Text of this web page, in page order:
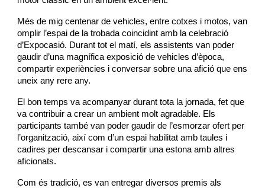
Més de mig centenar de vehicles, entre cotxes i motos, van
omplir l’espai de la trobada coincidint amb la celebració
d’Expocasió. Durant tot el matí, els assistents van poder
gaudir d’una magnífica exposició de vehicles d’època,
compartir experiències i conversar sobre una afició que ens
uneix any rere any.
El bon temps va acompanyar durant tota la jornada, fet que
va contribuir a crear un ambient molt agradable. Els
participants també van poder gaudir de l’esmorzar ofert per
l’organització, així com d’un espai habilitat amb taules i
cadires per descansar i compartir una estona amb altres
aficionats.
Com és tradició, es van entregar diversos premis als